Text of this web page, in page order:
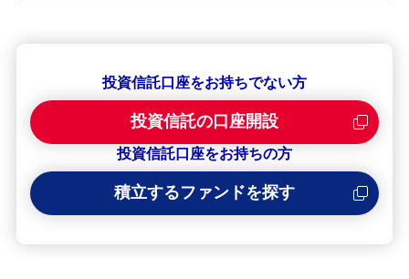
投資信託口座をお持ちでない方
投資信託の口座開設
投資信託口座をお持ちの方
積立するファンドを探す